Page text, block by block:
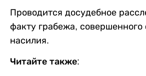
Проводится досудебное
факту грабежа,
насилия.
Читайте также: